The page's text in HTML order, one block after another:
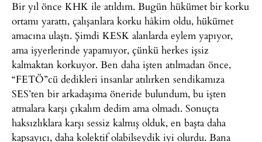
Bir yıl önce KHK ile atıldım. Bugün hükümet bir korku
ortamı yarattı, çalışanlara korku hâkim oldu, hükümet
amacına ulaştı. Şimdi KESK alanlarda eylem yapıyor,
ama işyerlerinde yapamıyor, çünkü herkes işsiz
kalmaktan korkuyor. Ben daha işten atılmadan önce,
“FETÖ”cü dedikleri insanlar atılırken sendikamıza
SES’ten bir arkadaşıma öneride bulundum, bu işten
atmalara karşı çıkalım dedim ama olmadı. Sonuçta
haksızlıklara karşı sessiz kalmış olduk, en başta daha
kapsayıcı, daha kolektif olabilseydik iyi olurdu. Bana